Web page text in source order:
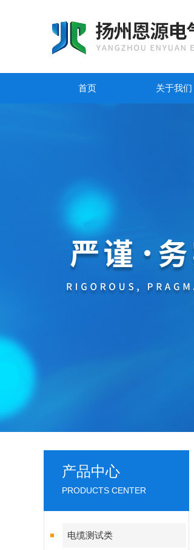
首页 关于我们
产品中心
PRODUCTS CENTER
电缆测试类